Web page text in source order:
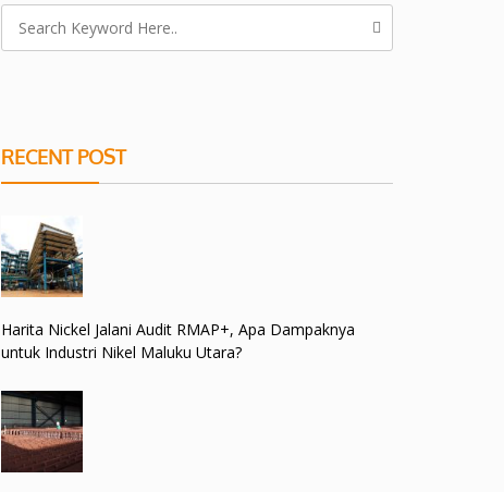
RECENT POST
Harita Nickel Jalani Audit RMAP+, Apa Dampaknya
untuk Industri Nikel Maluku Utara?